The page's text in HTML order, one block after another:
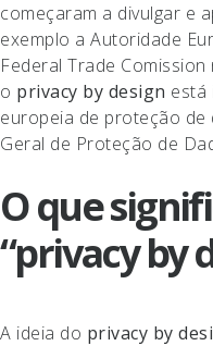
começaram a divulgar e
exemplo a Autoridade
Federal Trade
o privacy by design está
europeia de proteção de
Geral de Proteção de
O que
“privacy by
A ideia do privacy by